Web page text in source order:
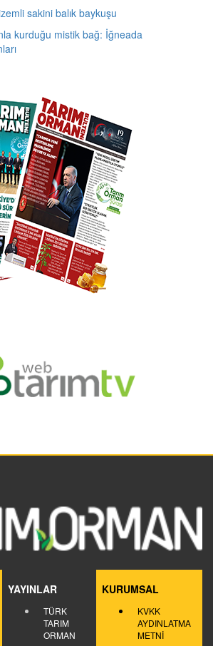
sakini balık baykuşu
kurduğu mistik bağ: İğneada
YAYINLAR
TÜRK
TARIM
ORMAN
KURUMSAL
KVKK
AYDINLATMA
METNİ